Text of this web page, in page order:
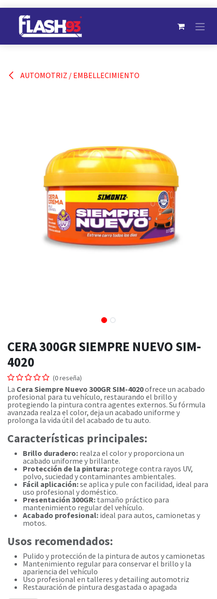
Ir al contenido
AUTOMOTRIZ / EMBELLECIMIENTO
CERA 300GR SIEMPRE NUEVO SIM-
4020
(0 reseña)
La Cera Siempre Nuevo 300GR SIM-4020ofrece un acabado
profesional para tu vehículo, restaurando el brillo y
protegiendo la pintura contra agentes externos. Su fórmula
avanzada realza el color, deja un acabado uniforme y
prolonga la vida útil del acabado de tu auto.
Características principales:
Brillo duradero: realza el color y proporciona un
acabado uniforme y brillante.
Protección de la pintura: protege contra rayos UV,
polvo, suciedad y contaminantes ambientales.
Fácil aplicación:se aplica y pule con facilidad, ideal para
uso profesional y doméstico.
Presentación 300GR: tamaño práctico para
mantenimiento regular del vehículo.
Acabado profesional: ideal para autos, camionetas y
motos.
Usos recomendados:
Pulido y protección de la pintura de autos y camionetas
Mantenimiento regular para conservar el brillo y la
apariencia del vehículo
Uso profesional en talleres y detailing automotriz
Restauración de pintura desgastada o apagada